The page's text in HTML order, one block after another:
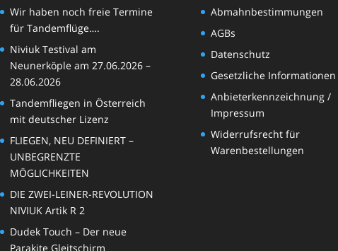
Wir haben noch freie Termine
für Tandemflüge….
Niviuk Testival am
Neunerköple am 27.06.2026 –
28.06.2026
Tandemfliegen in Österreich
mit deutscher Lizenz
FLIEGEN, NEU DEFINIERT –
UNBEGRENZTE
MÖGLICHKEITEN
DIE ZWEI-LEINER-REVOLUTION
NIVIUK Artik R 2
Dudek Touch – Der neue
Parakite Gleitschirm
Abmahnbestimmungen
AGBs
Datenschutz
Gesetzliche Informationen
Anbieterkennzeichnung /
Impressum
Widerrufsrecht für
Warenbestellungen